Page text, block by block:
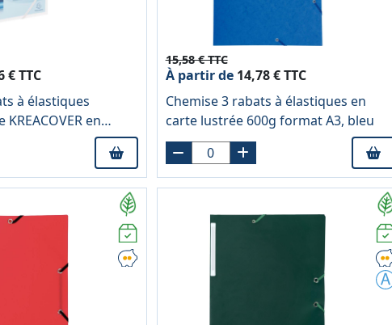
€ TTC
à élastiques
en
15,58 € TTC
À partir de14,78 € TTC
Chemise 3 rabats à élastiques en
carte lustrée 600g format A3, bleu